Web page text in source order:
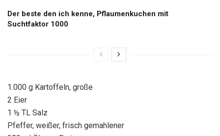
Der beste den ich kenne, Pflaumenkuchen mit
Suchtfaktor 1000
1.000 g Kartoffeln, große
2 Eier
1 ½ TL Salz
Pfeffer, weißer, frisch gemahlener